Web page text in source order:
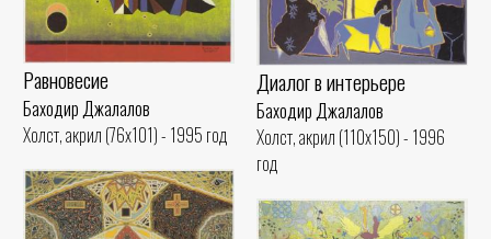
Равновесие
Баходир Джалалов
Холст, акрил (76x101) - 1995 год
Диалог в интерьере
Баходир Джалалов
Холст, акрил (110x150) - 1996
год